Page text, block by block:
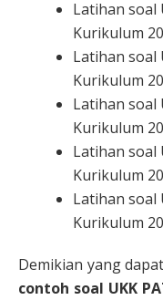
Latihan soal
Kurikulum
Latihan soal
Kurikulum
Latihan soal
Kurikulum
Latihan soal
Kurikulum
Latihan soal
Kurikulum
Demikian yang
contoh soal UKK